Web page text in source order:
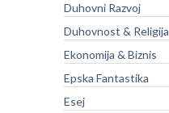
Duhovni Razvoj
Duhovnost & Religija
Ekonomija & Biznis
Epska Fantastika
Esej